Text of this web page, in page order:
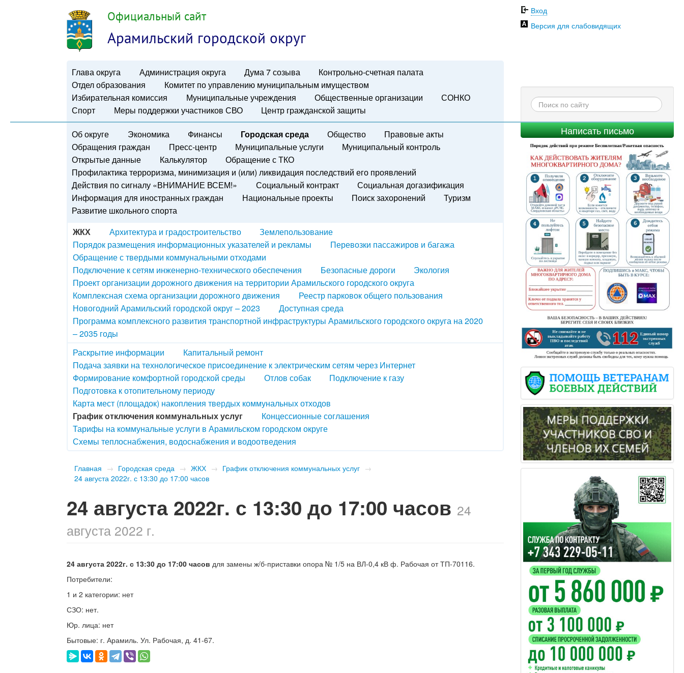
Официальный сайт
Арамильский городской округ
Глава округа Администрация округа Дума 7 созыва
Контрольно-счетная палата
Отдел образования
Комитет по управлению муниципальным имуществом
Избирательная комиссия
Муниципальные учреждения Общественные организации
СОНКО
Спорт
Меры поддержки участников СВО Центр гражданской защиты
Вход
Версия для слабовидящих
Написать письмо
Об округе Экономика Финансы Городская среда Общество
Правовые акты
Обращения граждан
Пресс-центр Муниципальные услуги
Муниципальный контроль
Открытые данные
Калькулятор
Обращение с ТКО
Профилактика терроризма, минимизация и (или) ликвидация последствий его проявлений
Действия по сигналу «ВНИМАНИЕ ВСЕМ!»
Социальный контракт
Социальная догазификация
Информация для иностранных граждан
Национальные проекты Поиск захоронений
Туризм
Развитие школьного спорта
ЖКХ
Архитектура и градостроительство
Землепользование
Порядок размещения информационных указателей и рекламы
Перевозки пассажиров и багажа
Обращение с твердыми коммунальными отходами
Подключение к сетям инженерно-технического обеспечения
Безопасные дороги
Экология
Проект организации дорожного движения на территории Арамильского городского округа
Комплексная схема организации дорожного движения
Реестр парковок общего пользования
Новогодний Арамильский городской округ – 2023
Доступная среда
Программа комплексного развития транспортной инфраструктуры Арамильского городского округа на 2020
– 2035 годы
Раскрытие информации
Капитальный ремонт
Подача заявки на технологическое присоединение к электрическим сетям через Интернет
Формирование комфортной городской среды
Отлов собак
Подключение к газу
Подготовка к отопительному периоду
Карта мест (площадок) накопления твердых коммунальных отходов
График отключения коммунальных услуг
Концессионные соглашения
Тарифы на коммунальные услуги в Арамильском городском округе
Схемы теплоснабжения, водоснабжения и водоотведения
Главная → Городская среда → ЖКХ → График отключения коммунальных услуг →
​24 августа 2022г. с 13:30 до 17:00 часов
​24 августа 2022г. с 13:30 до 17:00 часов 24
августа 2022 г.
24 августа 2022г. с 13:30 до 17:00 часов для замены ж/б-приставки опора № 1/5 на ВЛ-0,4 кВ ф. Рабочая от ТП-70116.
Потребители:
1 и 2 категории: нет
СЗО: нет.
Юр. лица: нет
Бытовые: г. Арамиль. Ул. Рабочая, д. 41-67.